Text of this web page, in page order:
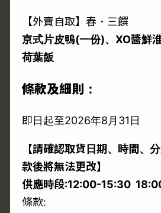
【外賣自取】春．三饌
京式片皮鴨(一份)、XO醬鮮
荷葉飯
條款及細則：
即日起至2026年8月31日
【請確認取貨日期、時間、
款後將無法更改】
供應時段:12:00-15:30
條款: